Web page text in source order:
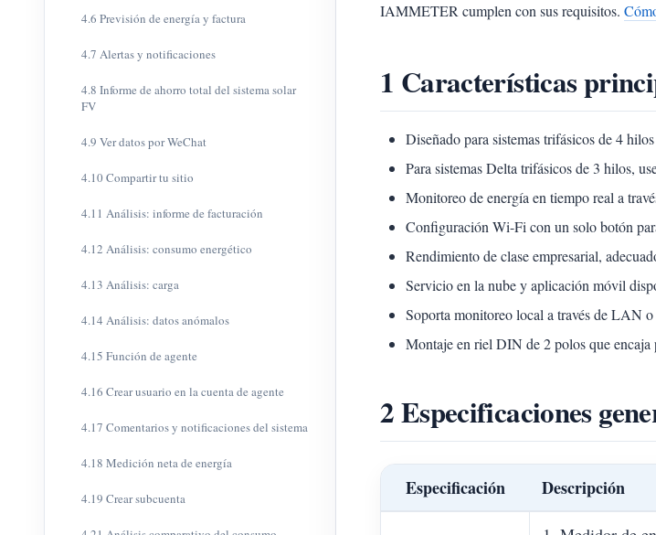
4.6 Previsión de energía y factura
4.7 Alertas y notificaciones
4.8 Informe de ahorro total del sistema solar
FV
4.9 Ver datos por WeChat
4.10 Compartir tu sitio
4.11 Análisis: informe de facturación
4.12 Análisis: consumo energético
4.13 Análisis: carga
4.14 Análisis: datos anómalos
4.15 Función de agente
4.16 Crear usuario en la cuenta de agente
4.17 Comentarios y notificaciones del sistema
4.18 Medición neta de energía
4.19 Crear subcuenta
IAMMETER cumplen con sus requisitos.
1 Características
Diseñado para sistemas trifásicos de 4
Para sistemas Delta trifásicos de 3 hilos,
Monitoreo de energía en tiempo real a
Configuración Wi-Fi con un solo botón
Rendimiento de clase empresarial,
Servicio en la nube y aplicación móvil
Soporta monitoreo local a través de LAN
Montaje en riel DIN de 2 polos que encaja
2 Especificaciones
Especificación Descripción